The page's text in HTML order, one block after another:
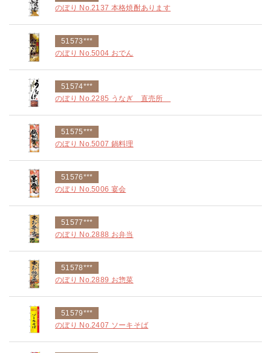
のぼり No.2137 本格焼酎あります
51573***
のぼり No.5004 おでん
51574***
のぼり No.2285 うなぎ 直売所
51575***
のぼり No.5007 鍋料理
51576***
のぼり No.5006 宴会
51577***
のぼり No.2888 お弁当
51578***
のぼり No.2889 お惣菜
51579***
のぼり No.2407 ソーキそば